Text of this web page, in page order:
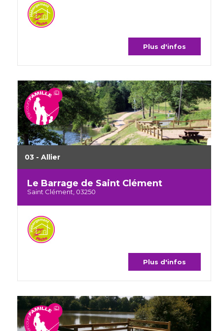
Plus d'infos
03 - Allier
Le Barrage de Saint Clément
Saint Clément, 03250
Plus d'infos